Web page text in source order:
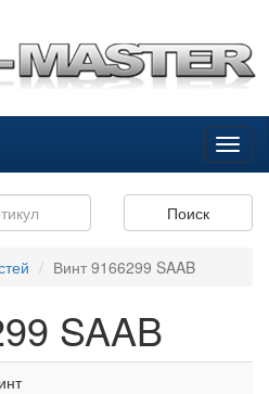
Поиск
Винт 9166299 SAAB
SAAB